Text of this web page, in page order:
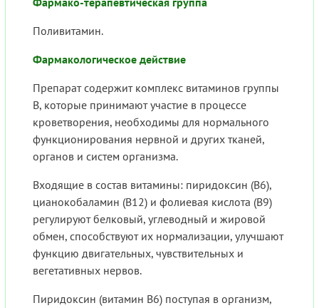
Поливитамин.
Фармакологическое действие
Препарат содержит комплекс витаминов группы
В, которые принимают участие в процессе
кроветворения, необходимы для нормального
функционирования нервной и других тканей,
органов и систем организма.
Входящие в состав витамины: пиридоксин (В6),
цианокобаламин (В12) и фолиевая кислота (В9)
регулируют белковый, углеводный и жировой
обмен, способствуют их нормализации, улучшают
функцию двигательных, чувствительных и
вегетативных нервов.
Пиридоксин (витамин В6) поступая в организм,